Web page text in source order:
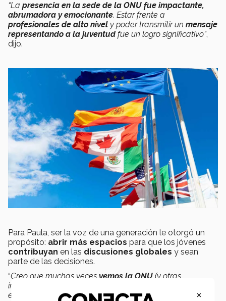
“La presencia en la sede de la ONU fue impactante,
abrumadora y emocionante. Estar frente a
profesionales de alto nivel y poder transmitir un mensaje
representando a la juventudfue un logro significativo”,
dijo.
Para Paula, ser la voz de una generación le otorgó un
propósito: abrir más espacios para que los jóvenes
contribuyan en las discusiones globales y sean
parte de las decisiones.
“Creo que muchas veces vemos la ONU (y otras
instancias) como
estudiantes o jóvenes iniciando la vida laboral.
×